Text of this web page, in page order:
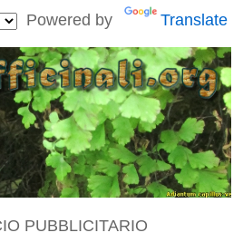
Powered by Translate
PUBBLICITARIO